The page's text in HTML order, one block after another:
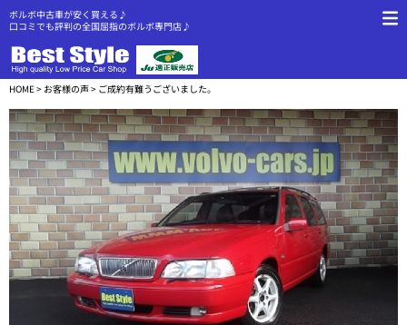
ボルボ中古車が安く買える♪
口コミでも評判の全国屈指のボルボ専門店♪
HOME> お客様の声> ご成約有難うございました。